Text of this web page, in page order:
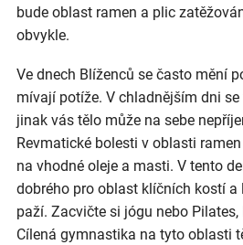
bude oblast ramen a plic
obvykle.
Ve dnech Blíženců se často mění
mívají potíže. V chladnějším dni se
jinak vás tělo může na sebe
Revmatické bolesti v oblasti
na vhodné oleje a masti. V tento
dobrého pro oblast klíčních kostí a
paží. Zacvičte si jógu nebo
Cílená gymnastika na tyto oblasti